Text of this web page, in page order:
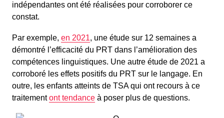
indépendantes ont été réalisées pour corroborer ce
constat.
Par exemple, en 2021, une étude sur 12 semaines a
démontré l’efficacité du PRT dans l’amélioration des
compétences linguistiques. Une autre étude de 2021 a
corroboré les effets positifs du PRT sur le langage. En
outre, les enfants atteints de TSA qui ont recours à ce
traitementont tendance à poser plus de questions.